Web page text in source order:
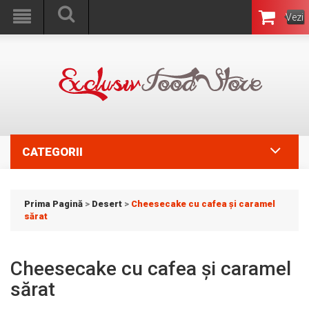
Vezi
Coşul
CATEGORII
Prima Pagină > Desert > Cheesecake cu cafea și caramel
sărat
Cheesecake cu cafea și caramel
sărat